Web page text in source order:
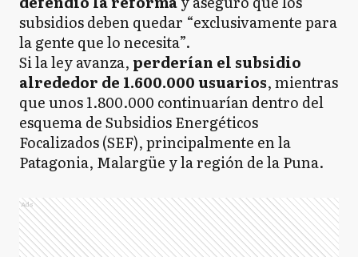
subsidios deben quedar “exclusivamente para
la gente que lo necesita”.
Si la ley avanza, perderían el subsidio
alrededor de 1.600.000 usuarios, mientras
que unos 1.800.000 continuarían dentro del
esquema de Subsidios Energéticos
Focalizados (SEF), principalmente en la
Patagonia, Malargüe y la región de la Puna.
Ads